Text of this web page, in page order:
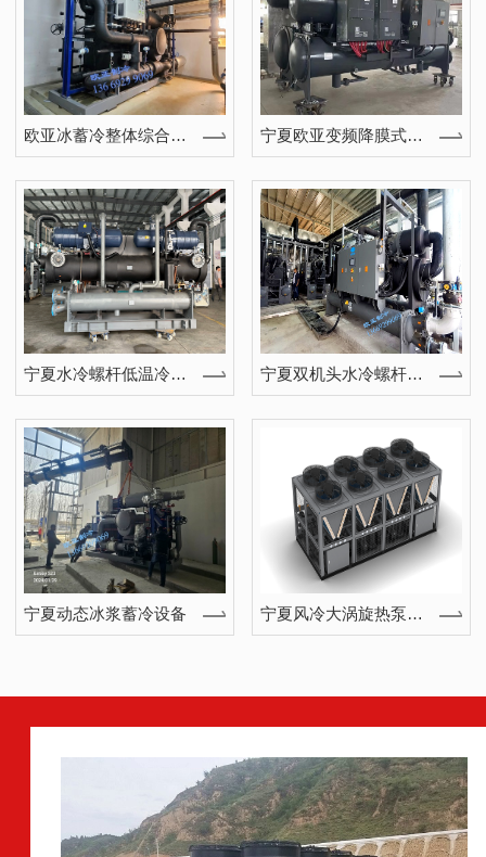
欧亚冰蓄冷整体综合设备|动态冰浆机 宁夏欧亚变频降膜式螺杆冷水机组
宁夏水冷螺杆低温冷水机组 宁夏双机头水冷螺杆低温冷冻机组
宁夏动态冰浆蓄冷设备 宁夏风冷大涡旋热泵模块机组（四管制）